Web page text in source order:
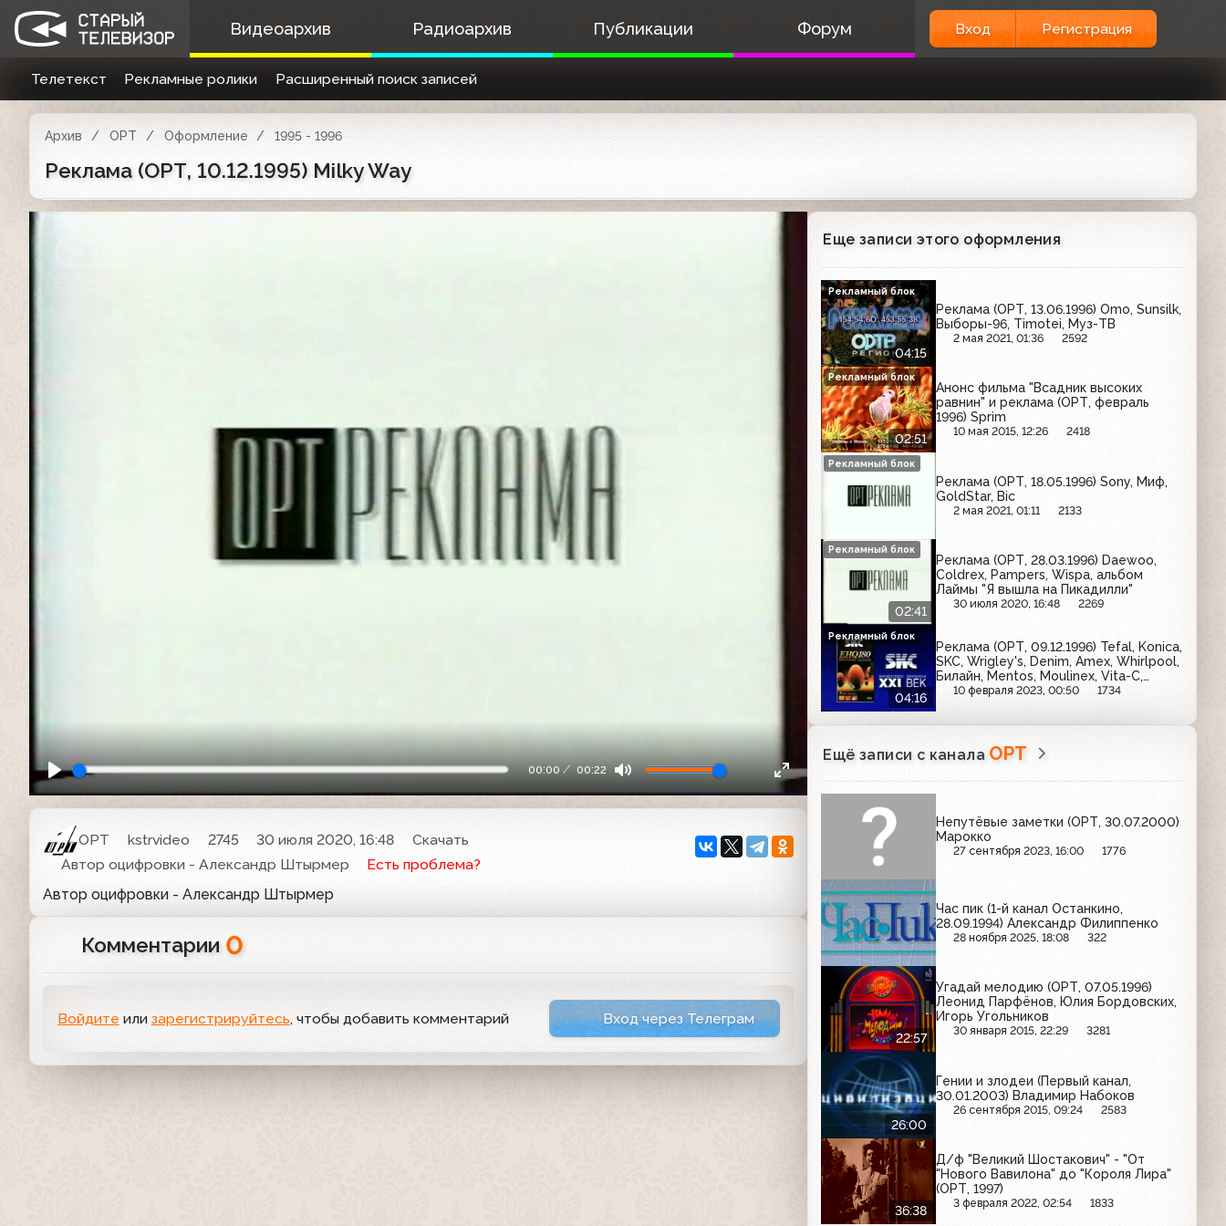
Видеоархив Радиоархив Публикации Форум Вход Регистрация
Телетекст Рекламные ролики Расширенный поиск записей
Архив ОРТ Оформление 1995 - 1996
Реклама (ОРТ, 10.12.1995) Milky Way
00:00 00:22
ОРТ kstrvideo 2745 30 июля 2020, 16:48
Скачать
Автор оцифровки - Александр Штырмер
Есть проблема?
Автор оцифровки - Александр Штырмер
Комментарии 0
Войдите или зарегистрируйтесь, чтобы добавить комментарий Вход через Телеграм
Еще записи этого оформления
04:15
Реклама (ОРТ, 13.06.1996) Omo, Sunsilk,
Выборы-96, Timotei, Муз-ТВ
2 мая 2021, 01:36 2592
Рекламный блок
02:51
Анонс фильма "Всадник высоких
равнин" и реклама (ОРТ, февраль
1996) Sprim
10 мая 2015, 12:26 2418
Рекламный блок
Реклама (ОРТ, 18.05.1996) Sony, Миф,
GoldStar, Bic
2 мая 2021, 01:11 2133
Рекламный блок
02:41
Реклама (ОРТ, 28.03.1996) Daewoo,
Coldrex, Pampers, Wispa, альбом
Лаймы "Я вышла на Пикадилли"
30 июля 2020, 16:48 2269
Рекламный блок
04:16
Реклама (ОРТ, 09.12.1996) Tefal, Konica,
SKC, Wrigley's, Denim, Amex, Whirlpool,
Билайн, Mentos, Moulinex, Vita-C,
Johnson's PH 5.5
10 февраля 2023, 00:50 1734
Рекламный блок
Ещё записи с канала ОРТ
Непутёвые заметки (ОРТ, 30.07.2000)
Марокко
27 сентября 2023, 16:00 1776
Час пик (1-й канал Останкино,
28.09.1994) Александр Филиппенко
28 ноября 2025, 18:08 322
22:57
Угадай мелодию (ОРТ, 07.05.1996)
Леонид Парфёнов, Юлия Бордовских,
Игорь Угольников
30 января 2015, 22:29 3281
26:00
Гении и злодеи (Первый канал,
30.01.2003) Владимир Набоков
26 сентября 2015, 09:24 2583
36:38
Д/ф "Великий Шостакович" - "От
"Нового Вавилона" до "Короля Лира"
(ОРТ, 1997)
3 февраля 2022, 02:54 1833